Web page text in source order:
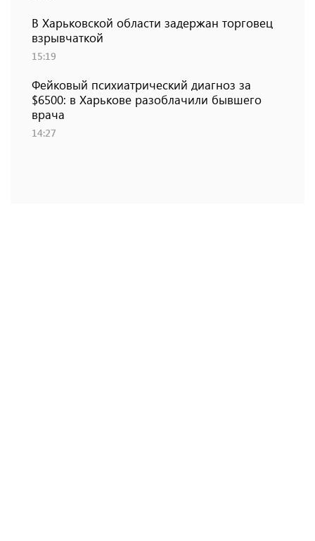
В Харьковской области задержан торговец
взрывчаткой
15:19
Фейковый психиатрический диагноз за
$6500: в Харькове разоблачили бывшего
врача
14:27